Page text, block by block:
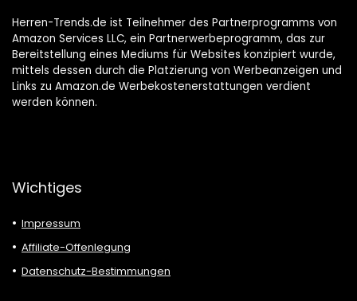
Herren-Trends.de ist Teilnehmer des Partnerprogramms von
Amazon Services LLC, ein Partnerwerbeprogramm, das zur
Bereitstellung eines Mediums für Websites konzipiert wurde,
mittels dessen durch die Platzierung von Werbeanzeigen und
Links zu Amazon.de Werbekostenerstattungen verdient
werden können.
Wichtiges
Impressum
Affiliate-Offenlegung
Datenschutz-Bestimmungen